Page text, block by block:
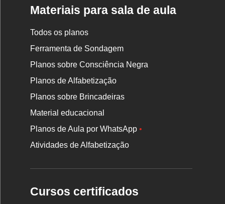
Materiais para sala de aula
Todos os planos
Ferramenta de Sondagem
Planos sobre Consciência Negra
Planos de Alfabetização
Planos sobre Brincadeiras
Material educacional
Planos de Aula por WhatsApp•
Atividades de Alfabetização
Cursos certificados